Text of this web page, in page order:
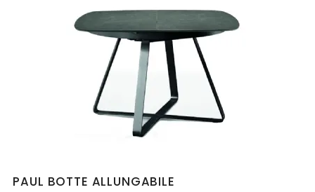
PAUL BOTTE ALLUNGABILE